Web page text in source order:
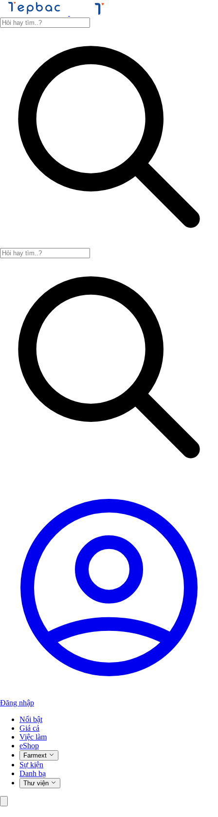
Đăng nhập
Nổi bật
Giá cả
Việc làm
eShop
Farmext
Sự kiện
Danh bạ
Thư viện